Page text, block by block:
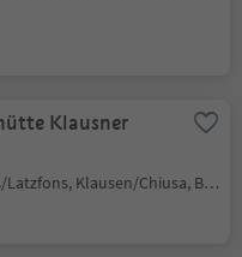
Klausner
Lazfons/Latzfons, Klausen/Chiusa, Brixen/Bressanone and environs